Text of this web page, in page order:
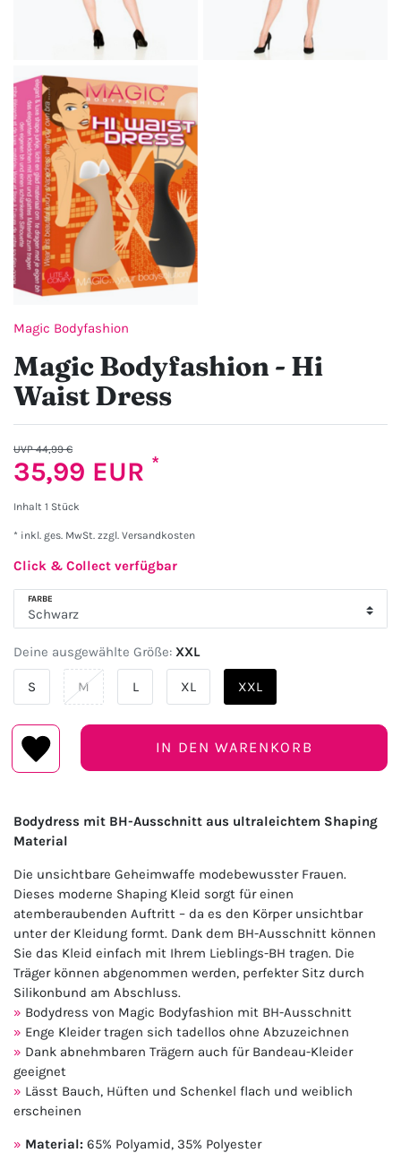
Magic Bodyfashion
Magic Bodyfashion - Hi
Waist Dress
UVP 44,99 €
35,99 EUR *
Inhalt 1 Stück
* inkl. ges. MwSt. zzgl. Versandkosten
Click & Collect verfügbar
FARBE
Deine ausgewählte Größe: XXL
S M L XL XXL
IN DEN WARENKORB
Bodydress mit BH-Ausschnitt aus ultraleichtem Shaping
Material
Die unsichtbare Geheimwaffe modebewusster Frauen.
Dieses moderne Shaping Kleid sorgt für einen
atemberaubenden Auftritt – da es den Körper unsichtbar
unter der Kleidung formt. Dank dem BH-Ausschnitt können
Sie das Kleid einfach mit Ihrem Lieblings-BH tragen. Die
Träger können abgenommen werden, perfekter Sitz durch
Silikonbund am Abschluss.
Bodydress von Magic Bodyfashion mit BH-Ausschnitt
Enge Kleider tragen sich tadellos ohne Abzuzeichnen
Dank abnehmbaren Trägern auch für Bandeau-Kleider
geeignet
Lässt Bauch, Hüften und Schenkel flach und weiblich
erscheinen
Material: 65% Polyamid, 35% Polyester